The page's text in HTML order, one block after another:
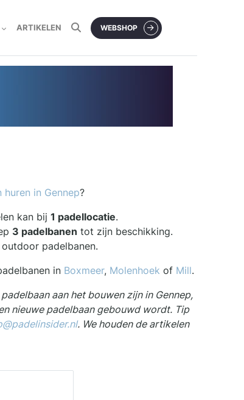
ARTIKELEN WEBSHOP
huren in Gennep?
kan bij 1 padellocatie.
3 padelbanen tot zijn beschikking.
padelbanen.
in Boxmeer, Molenhoek of Mill.
aan het bouwen zijn in Gennep,
nieuwe padelbaan gebouwd wordt. Tip
. We houden de artikelen